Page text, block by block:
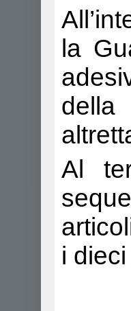
la
della
Al
i